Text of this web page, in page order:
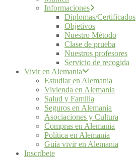
Informaciones
Diplomas/Certificados
Objetivos
Nuestro Método
Clase de prueba
Nuestros profesores
Servicio de recogida
Vivir en Alemania
Estudiar en Alemania
Vivienda en Alemania
Salud y Familia
Seguros en Alemania
Asociaciones y Cultura
Compras en Alemania
Política en Alemania
Guía vivir en Alemania
Inscríbete